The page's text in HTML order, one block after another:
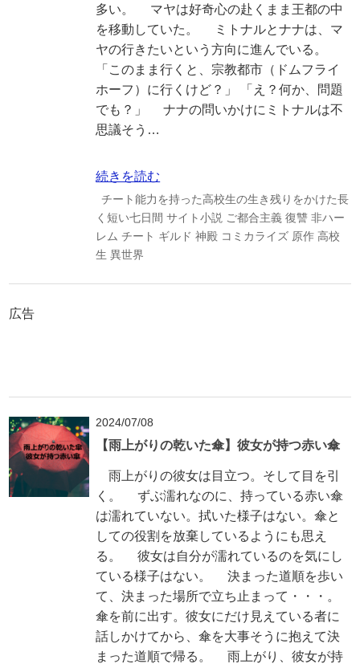
多い。 マヤは好奇心の赴くまま王都の中
を移動していた。 ミトナルとナナは、マ
ヤの行きたいという方向に進んでいる。
「このまま行くと、宗教都市（ドムフライ
ホーフ）に行くけど？」 「え？何か、問題
でも？」 ナナの問いかけにミトナルは不
思議そう…
続きを読む
チート能力を持った高校生の生き残りをかけた長
く短い七日間 サイト小説 ご都合主義 復讐 非ハー
レム チート ギルド 神殿 コミカライズ 原作 高校
生 異世界
広告
2024/07/08
【雨上がりの乾いた傘】彼女が持つ赤い傘
雨上がりの彼女は目立つ。そして目を引
く。 ずぶ濡れなのに、持っている赤い傘
は濡れていない。拭いた様子はない。傘と
しての役割を放棄しているようにも思え
る。 彼女は自分が濡れているのを気にし
ている様子はない。 決まった道順を歩い
て、決まった場所で立ち止まって・・・。
傘を前に出す。彼女にだけ見えている者に
話しかけてから、傘を大事そうに抱えて決
まった道順で帰る。 雨上がり、彼女が持